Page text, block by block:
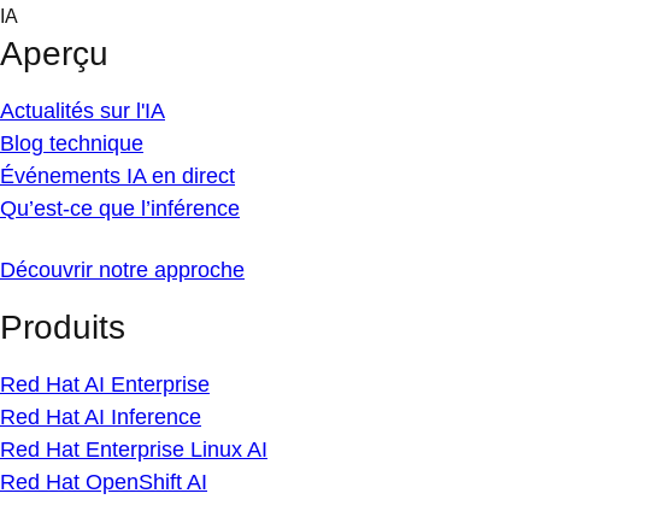
Skip
content
IA
Aperçu
Actualités sur l'IA
Blog technique
Événements IA en direct
Qu’est-ce que l’inférence
Découvrir notre approche
Produits
Red Hat AI Enterprise
Red Hat AI Inference
Red Hat Enterprise Linux AI
Red Hat OpenShift AI